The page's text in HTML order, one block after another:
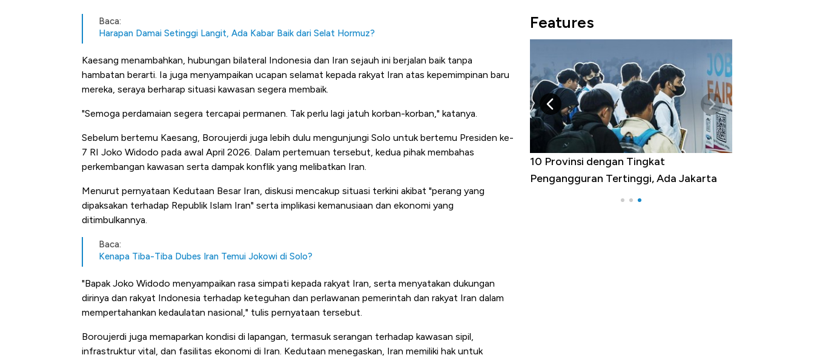
Baca:
Harapan Damai Setinggi Langit, Ada Kabar Baik dari Selat Hormuz?
Kaesang menambahkan, hubungan bilateral Indonesia dan Iran sejauh ini berjalan baik tanpa
hambatan berarti. Ia juga menyampaikan ucapan selamat kepada rakyat Iran atas kepemimpinan baru
mereka, seraya berharap situasi kawasan segera membaik.
"Semoga perdamaian segera tercapai permanen. Tak perlu lagi jatuh korban-korban," katanya.
Sebelum bertemu Kaesang, Boroujerdi juga lebih dulu mengunjungi Solo untuk bertemu Presiden ke-
7 RI Joko Widodo pada awal April 2026. Dalam pertemuan tersebut, kedua pihak membahas
perkembangan kawasan serta dampak konflik yang melibatkan Iran.
Menurut pernyataan Kedutaan Besar Iran, diskusi mencakup situasi terkini akibat "perang yang
dipaksakan terhadap Republik Islam Iran" serta implikasi kemanusiaan dan ekonomi yang
ditimbulkannya.
Baca:
Kenapa Tiba-Tiba Dubes Iran Temui Jokowi di Solo?
"Bapak Joko Widodo menyampaikan rasa simpati kepada rakyat Iran, serta menyatakan dukungan
dirinya dan rakyat Indonesia terhadap keteguhan dan perlawanan pemerintah dan rakyat Iran dalam
mempertahankan kedaulatan nasional," tulis pernyataan tersebut.
Boroujerdi juga memaparkan kondisi di lapangan, termasuk serangan terhadap kawasan sipil,
infrastruktur vital, dan fasilitas ekonomi di Iran. Kedutaan menegaskan, Iran memiliki hak untuk
Features
Kongo Tutup Keran Ekspor, Harga
Adu Panas Kinerja Emiten Minyak RI,
10 Provinsi dengan Tingkat
Pengangguran Tertinggi, Ada Jakarta